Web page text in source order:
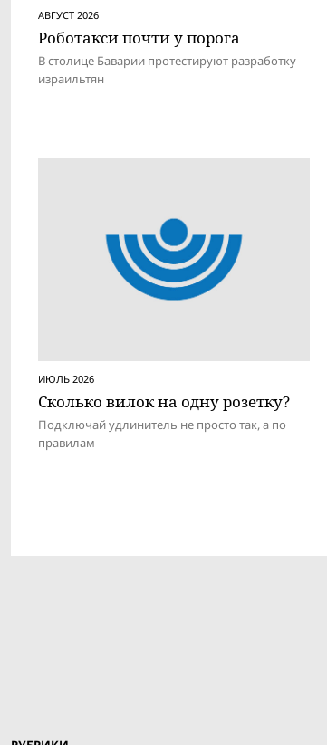
АВГУСТ 2026
Роботакси почти у порога
В столице Баварии протестируют разработку
израильтян
ИЮЛЬ 2026
Сколько вилок на одну розетку?
Подключай удлинитель не просто так, а по
правилам